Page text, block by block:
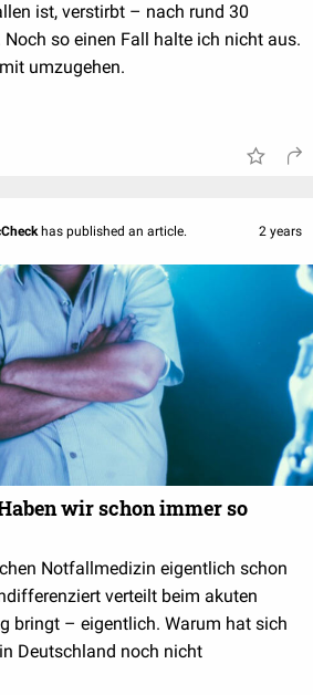
ist, verstirbt – nach rund 30
so einen Fall halte ich nicht aus.
umzugehen.
has published an article. 2 years
wir schon immer so
Notfallmedizin eigentlich schon
verteilt beim akuten
bringt – eigentlich. Warum hat sich
Deutschland noch nicht